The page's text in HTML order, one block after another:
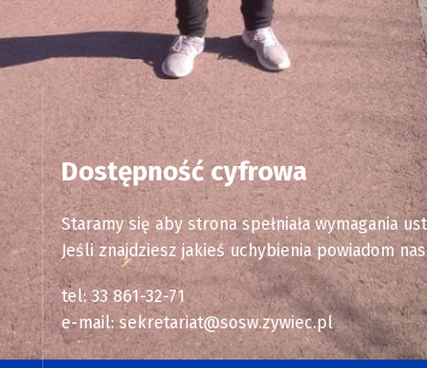
Dostępność cyfrowa
Staramy się aby strona spełniała wymagania
Jeśli znajdziesz jakieś uchybienia powiadom
tel: 33 861-32-71
e-mail:sekretariat@sosw.zywiec.pl